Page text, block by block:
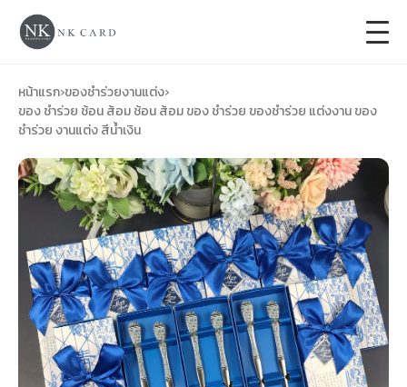
การ์ดแต่งงาน
ของชำร่วยงานแต่ง
ของรับไหว้ +
ป้ายของชำร่วยงานแต่ง +
การ์ดงานบวช
การ์ดขึ้นบ้านใหม่
ซองเปล่า
หน้าแรก›ของชำร่วยงานแต่ง›
ของ ชำร่วย ช้อน ส้อม ช้อน ส้อม ของ ชำร่วย ของชำร่วย แต่งงาน ของ
ชำร่วย งานแต่ง สีน้ำเงิน